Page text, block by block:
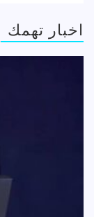
اخبار تهمك